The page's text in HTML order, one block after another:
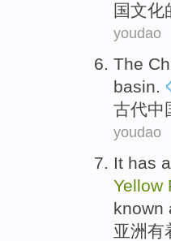
国文化
youdao
The
basin.
古代中
youdao
It has
Yellow
known
亚洲有